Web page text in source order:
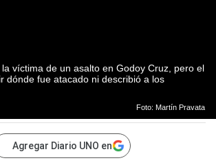
víctima de un asalto en Godoy Cruz, pero el
dónde fue atacado ni describió a los
Foto: Martín Pravata
Agregar Diario UNO en